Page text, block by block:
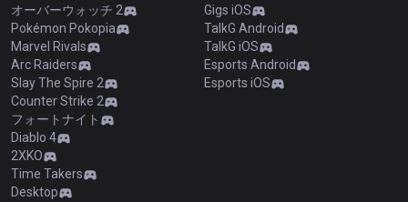
オーバーウォッチ 2
Pokémon Pokopia
Marvel Rivals
Arc Raiders
Slay The Spire 2
Counter Strike 2
フォートナイト
Diablo 4
2XKO
Time Takers
Desktop
Gigs iOS
TalkG Android
TalkG iOS
Esports Android
Esports iOS